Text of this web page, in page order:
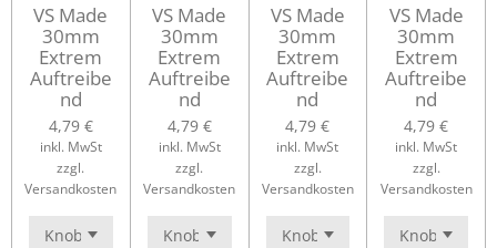
VS Made
30mm
Extrem
Auftreibe
nd
4,79 €
inkl. MwSt
zzgl.
Versandkosten
VS Made
30mm
Extrem
Auftreibe
nd
4,79 €
inkl. MwSt
zzgl.
Versandkosten
VS Made
30mm
Extrem
Auftreibe
nd
4,79 €
inkl. MwSt
zzgl.
Versandkosten
VS Made
30mm
Extrem
Auftreibe
nd
4,79 €
inkl. MwSt
zzgl.
Versandkosten